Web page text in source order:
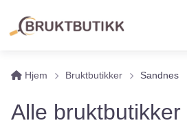
Hjem Bruktbutikker Sandnes
Alle